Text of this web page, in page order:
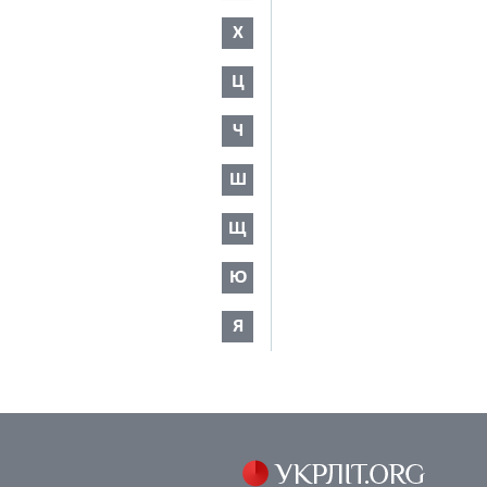
Х
Ц
Ч
Ш
Щ
Ю
Я